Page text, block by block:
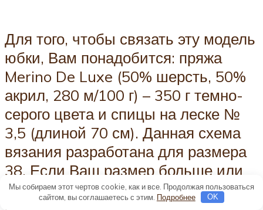
Для того, чтобы связать эту модель
юбки, Вам понадобится: пряжа
Merino De Luxe (50% шерсть, 50%
акрил, 280 м/100 г) – 350 г темно-
серого цвета и спицы на леске №
3,5 (длиной 70 см). Данная схема
вязания разработана для размера
38. Если Ваш размер больше или
меньше, то соответственно
Мы собираем этот чертов cookie, как и все. Продолжая пользоваться
сайтом, вы соглашаетесь с этим. Подробнее OK